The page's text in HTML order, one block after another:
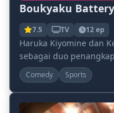
Boukyaku Battery
7.5 TV 12 ep
Haruka Kiyomine dan
sebagai duo
dalam baseball
"Jend...
Comedy Sports